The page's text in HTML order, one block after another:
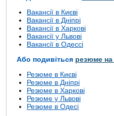
Вакансії в Києві
Вакансії в Дніпрі
Вакансії в Харкові
Вакансії у Львові
Вакансії в Одессі
Або подивіться резюме на
Резюме в Києві
Резюме в Дніпрі
Резюме в Харкові
Резюме у Львові
Резюме в Одесі